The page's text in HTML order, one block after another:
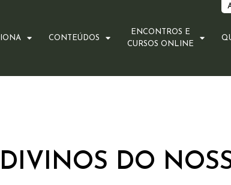
CONTEÚDOS
ENCONTROS E
CURSOS ONLINE
DO